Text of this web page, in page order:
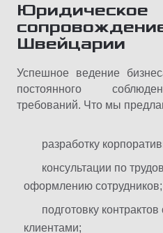
Юридическое
Швейцарии
Успешное ведение
постоянного
требований. Что мы
разработку
консультации по
оформлению сотрудников;
подготовку
клиентами;